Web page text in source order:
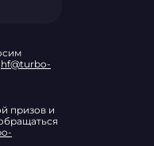
hf@turbo-
призов и